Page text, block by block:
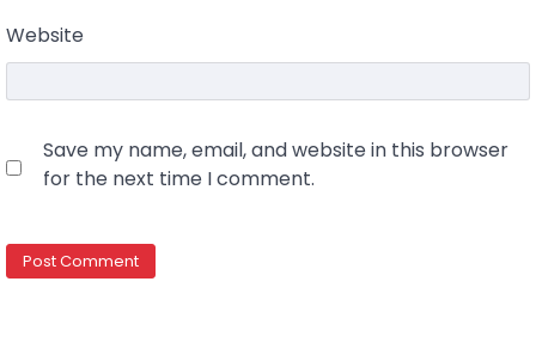
Website
Save my name, email, and website in this browser
for the next time I comment.